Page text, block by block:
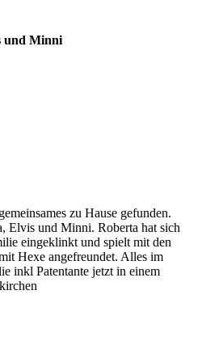
und Minni
zu Hause gefunden.
Elvis und Minni. Roberta hat sich
eingeklinkt und spielt mit den
Hexe angefreundet. Alles im
inkl Patentante jetzt in einem